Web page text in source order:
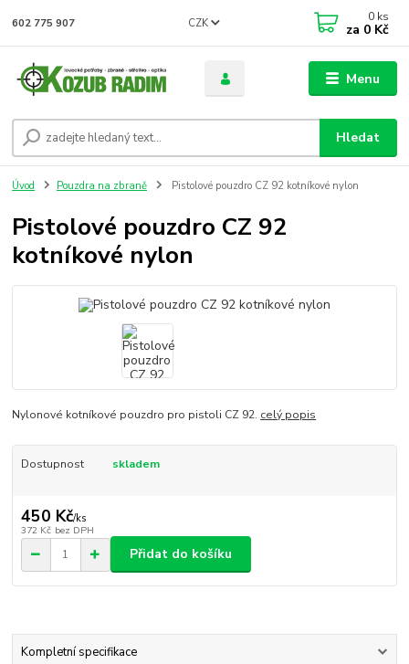
Menu
CZK
Hledat
602 775 907 0 ks
za 0 Kč
Úvod Pouzdra na zbraně Pistolové pouzdro CZ 92 kotníkové nylon
Pistolové pouzdro CZ 92
kotníkové nylon
Nylonové kotníkové pouzdro pro pistoli CZ 92. celý popis
Dostupnost skladem
450 Kč/ks
372 Kč bez DPH
Přidat do košíku
Kompletní specifikace